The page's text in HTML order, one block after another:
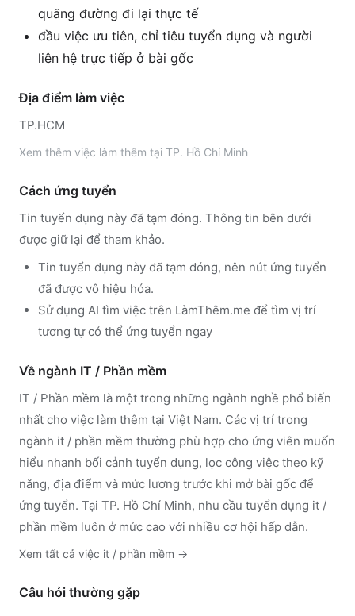
quãng đường đi lại thực tế
đầu việc ưu tiên, chỉ tiêu tuyển dụng và người
liên hệ trực tiếp ở bài gốc
Địa điểm làm việc
TP.HCM
Xem thêm việc làm thêm tại TP. Hồ Chí Minh
Cách ứng tuyển
Tin tuyển dụng này đã tạm đóng. Thông tin bên dưới
được giữ lại để tham khảo.
Tin tuyển dụng này đã tạm đóng, nên nút ứng tuyển
đã được vô hiệu hóa.
Sử dụng AI tìm việc trên LàmThêm.me để tìm vị trí
tương tự có thể ứng tuyển ngay
Về ngành IT / Phần mềm
IT / Phần mềm là một trong những ngành nghề phổ biến
nhất cho việc làm thêm tại Việt Nam. Các vị trí trong
ngành it / phần mềm thường phù hợp cho ứng viên muốn
hiểu nhanh bối cảnh tuyển dụng, lọc công việc theo kỹ
năng, địa điểm và mức lương trước khi mở bài gốc để
ứng tuyển. Tại TP. Hồ Chí Minh, nhu cầu tuyển dụng it /
phần mềm luôn ở mức cao với nhiều cơ hội hấp dẫn.
Xem tất cả việc it / phần mềm →
Câu hỏi thường gặp